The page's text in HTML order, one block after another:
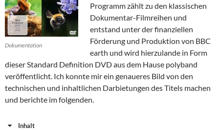
Dokumentation
Programm zählt zu den klassischen
Dokumentar-Filmreihen und
entstand unter der finanziellen
Förderung und Produktion von BBC
earth und wird hierzulande in Form
dieser Standard Definition DVD aus dem Hause polyband
veröffentlicht. Ich konnte mir ein genaueres Bild von den
technischen und inhaltlichen Darbietungen des Titels machen
und berichte im folgenden.
Inhalt